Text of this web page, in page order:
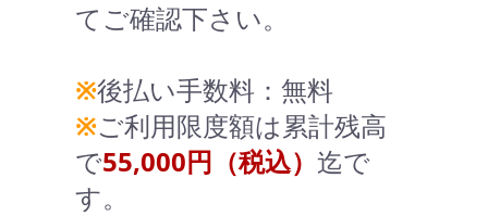
てご確認下さい。
※後払い手数料：無料
※ご利用限度額は累計残高
で55,000円（税込） 迄で
す。